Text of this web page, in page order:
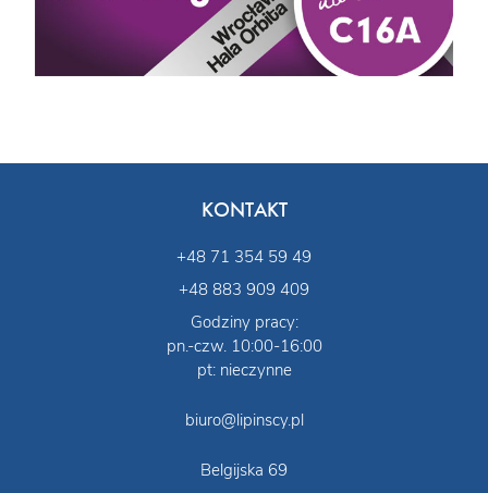
KONTAKT
+48 71 354 59 49
+48 883 909 409
Godziny pracy:
pn.-czw. 10:00-16:00
pt: nieczynne
biuro@lipinscy.pl
Belgijska 69